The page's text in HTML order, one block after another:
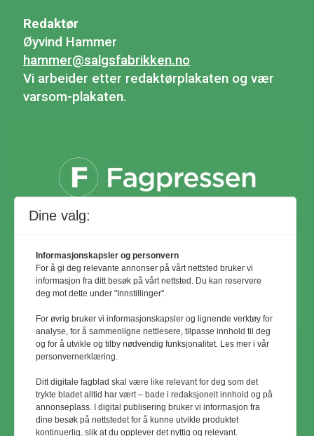
Redaktør
Øyvind Hammer
hammer@salgsfabrikken.no
Vi arbeider etter redaktørplakaten og vær
varsom-plakaten.
© Utemiljø24 & Idrettsanlegg 2024
Materialet er vernet etter åndsverkloven.
Uten uttrykkelig samtykke er
eksemplarfremstilling bare tillatt når det er
Dine valg:
Informasjonskapsler og personvern
For å gi deg relevante annonser på vårt nettsted bruker vi
informasjon fra ditt besøk på vårt nettsted. Du kan reservere
deg mot dette under "Innstillinger".
For øvrig bruker vi informasjonskapsler og lignende verktøy for
analyse, for å sammenligne nettlesere, tilpasse innhold til deg
og for å utvikle og tilby nødvendig funksjonalitet. Les mer i vår
personvernerklæring.
Ditt digitale fagblad skal være like relevant for deg som det
trykte bladet alltid har vært – bade i redaksjonelt innhold og på
annonseplass. I digital publisering bruker vi informasjon fra
dine besøk på nettstedet for å kunne utvikle produktet
kontinuerlig, slik at du opplever det nyttig og relevant.